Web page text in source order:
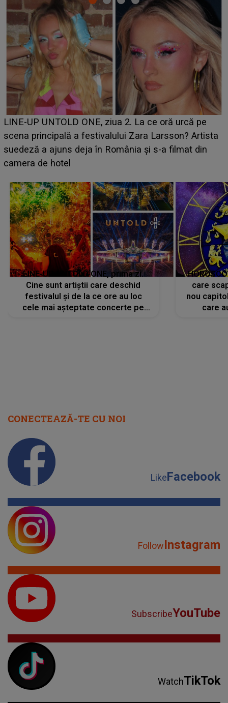
Ce a dezvăluit noua concurentă din "Casa Iubirii" l-a
luat prin surprindere pe Emanuel. CINE ESTE
BĂIATUL VIZAT de Alexandra?! Aflându-se în fața
faptului împlinit, A RECUNOSCUT IMEDIAT: "Am
LINE-UP UNTOLD ONE, prima zi.
Cine sunt artiștii care deschid
festivalul și de la ce ore au loc
cele mai așteptate concerte pe
care
nou
care
CONECTEAZĂ-TE CU NOI
LikeFacebook
FollowInstagram
SubscribeYouTube
WatchTikTok